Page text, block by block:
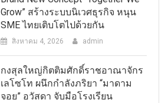
Grow” สร้างระบบนิเวศธุรกิจ หนุน
SME ไทยเติบโตไปด้วยกัน
สิงหาคม 4, 2026 admin
กงสุลใหญ่กิตติมศักดิ์ราชอาณาจักร
เลโซโท ผนึกกำลังภริยา “มาดาม
จอย” อวัสดา จับมือโรงเรียน